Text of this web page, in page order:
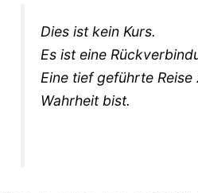
Dies ist kein Kurs.
Es ist eine
Eine tief geführte
Wahrheit bist.